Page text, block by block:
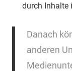
durch Inhalte
Danach
anderen